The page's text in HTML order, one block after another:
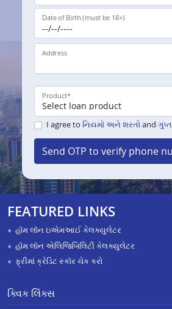
Date of Birth (must be 18+)
Address
Product*
I agree to નિયમો અને શરતોand
Send OTP to verify phone
FEATURED LINKS
હૉમ લૉન ઇએમઆઈ કેલક્યુલેટર
હૉમ લૉન એલિજિબિલિટી કેલક્યુલેટર
ફ્રીમાં ક્રેડિટ સ્કૉર ચેક કરો
ક્વિક લિંક્સ